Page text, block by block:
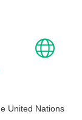
United Nations